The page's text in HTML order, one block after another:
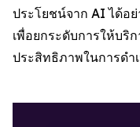
ประโยชน์จาก AI ได้อ
เพื่อยกระดับการให้บริ
ประสิทธิภาพในการดำ